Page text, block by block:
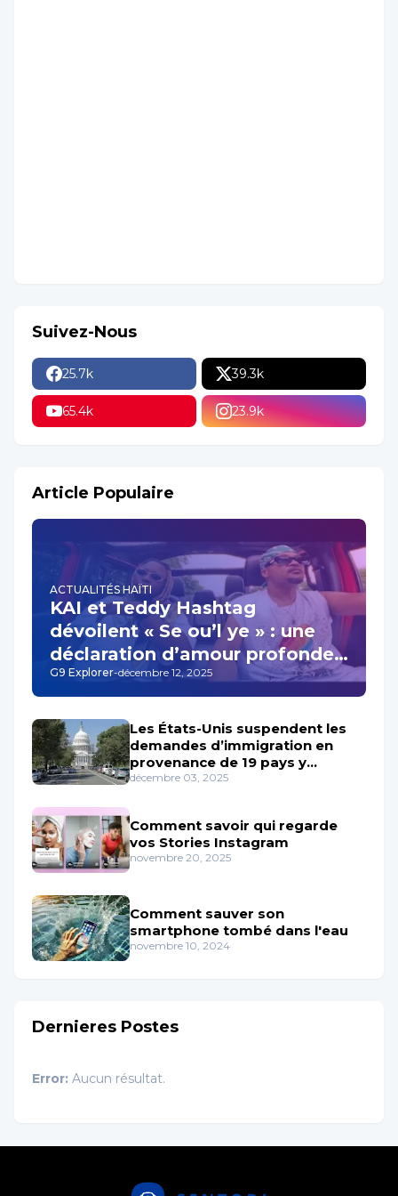
Suivez-Nous
25.7k 39.3k
65.4k 23.9k
Article Populaire
ACTUALITÉS HAÏTI
KAI et Teddy Hashtag
dévoilent « Se ou’l ye » : une
déclaration d’amour profonde
qui résonne au cœur de la
musique haïtienne
G9 Explorer-décembre 12, 2025
Les États-Unis suspendent les
demandes d’immigration en
provenance de 19 pays y
Compris Haïti
décembre 03, 2025
Comment savoir qui regarde
vos Stories Instagram
novembre 20, 2025
Comment sauver son
smartphone tombé dans l'eau
novembre 10, 2024
Dernieres Postes
Error: Aucun résultat.